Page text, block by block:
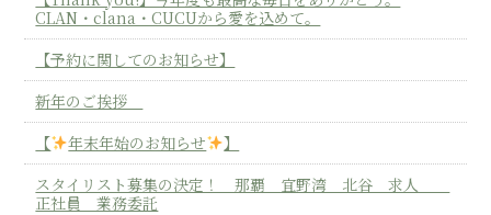
CLAN・clana・CUCUから愛を込めて。
【予約に関してのお知らせ】
新年のご挨拶
【
年末年始のお知らせ
】
スタイリスト募集の決定！ 那覇 宜野湾 北谷 求人
正社員 業務委託